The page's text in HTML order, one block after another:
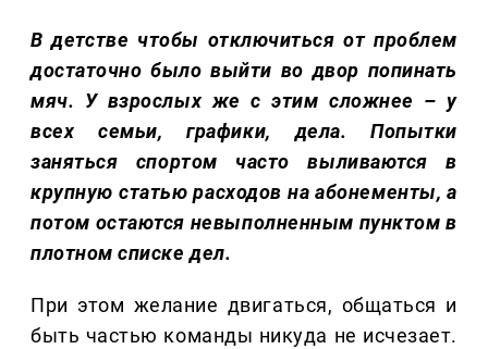
В детстве чтобы отключиться от проблем
достаточно было выйти во двор попинать
мяч. У взрослых же с этим сложнее – у
всех семьи, графики, дела. Попытки
заняться спортом часто выливаются в
крупную статью расходов на абонементы, а
потом остаются невыполненным пунктом в
плотном списке дел.
При этом желание двигаться, общаться и
быть частью команды никуда не исчезает.